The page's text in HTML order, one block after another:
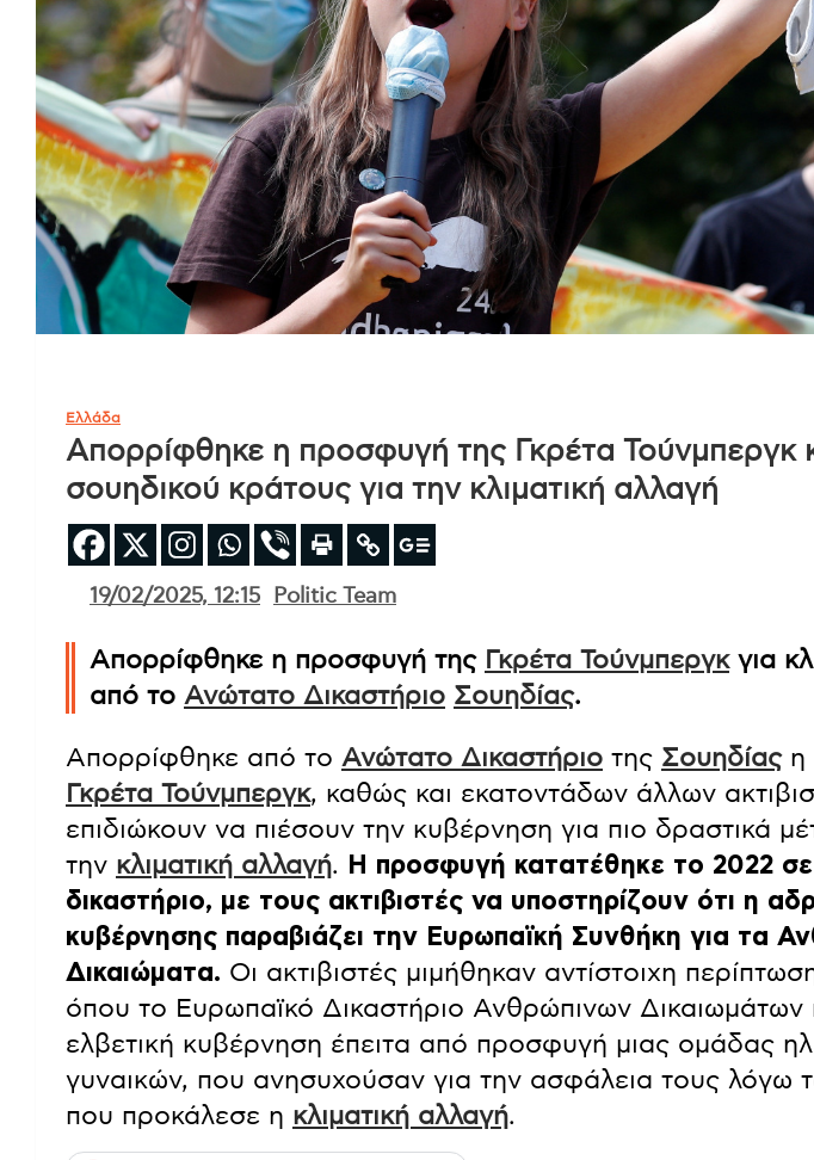
Ελλάδα
Απορρίφθηκε η προσφυγή της Γκρέτα Τούνμπεργκ
σουηδικού κράτους για την κλιματική αλλαγή
19/02/2025, 12:15 Politic Team
Απορρίφθηκε η προσφυγή της Γκρέτα Τούνμπεργκγια
από το Ανώτατο Δικαστήριο Σουηδίας.
Απορρίφθηκε από το Ανώτατο Δικαστήριο της Σουηδίαςη
Γκρέτα Τούνμπεργκ, καθώς και εκατοντάδων άλλων
επιδιώκουν να πιέσουν την κυβέρνηση για πιο δραστικά
την κλιματική αλλαγή.
Η προσφυγή κατατέθηκε το 2022 σε
δικαστήριο, με τους ακτιβιστές να υποστηρίζουν ότι η
κυβέρνησης παραβιάζει την Ευρωπαϊκή Συνθήκη για τα
Δικαιώματα. Οι ακτιβιστές μιμήθηκαν αντίστοιχη
όπου το Ευρωπαϊκό Δικαστήριο Ανθρώπινων Δικαιωμάτων
ελβετική κυβέρνηση έπειτα από προσφυγή μιας ομάδας
γυναικών, που ανησυχούσαν για την ασφάλεια τους λόγω
που προκάλεσε η κλιματική αλλαγή.